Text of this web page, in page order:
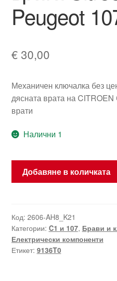
Peugeot
€ 30,00
Механичен ключалка без
дясната врата на
врати
Налични 1
количество
дясната
врата
за
3-
Добавяне в количката
Код: 2606-AH8_K21
Категории: C1 и 107, Брави и
Електрически компоненти
Етикет: 9136T0